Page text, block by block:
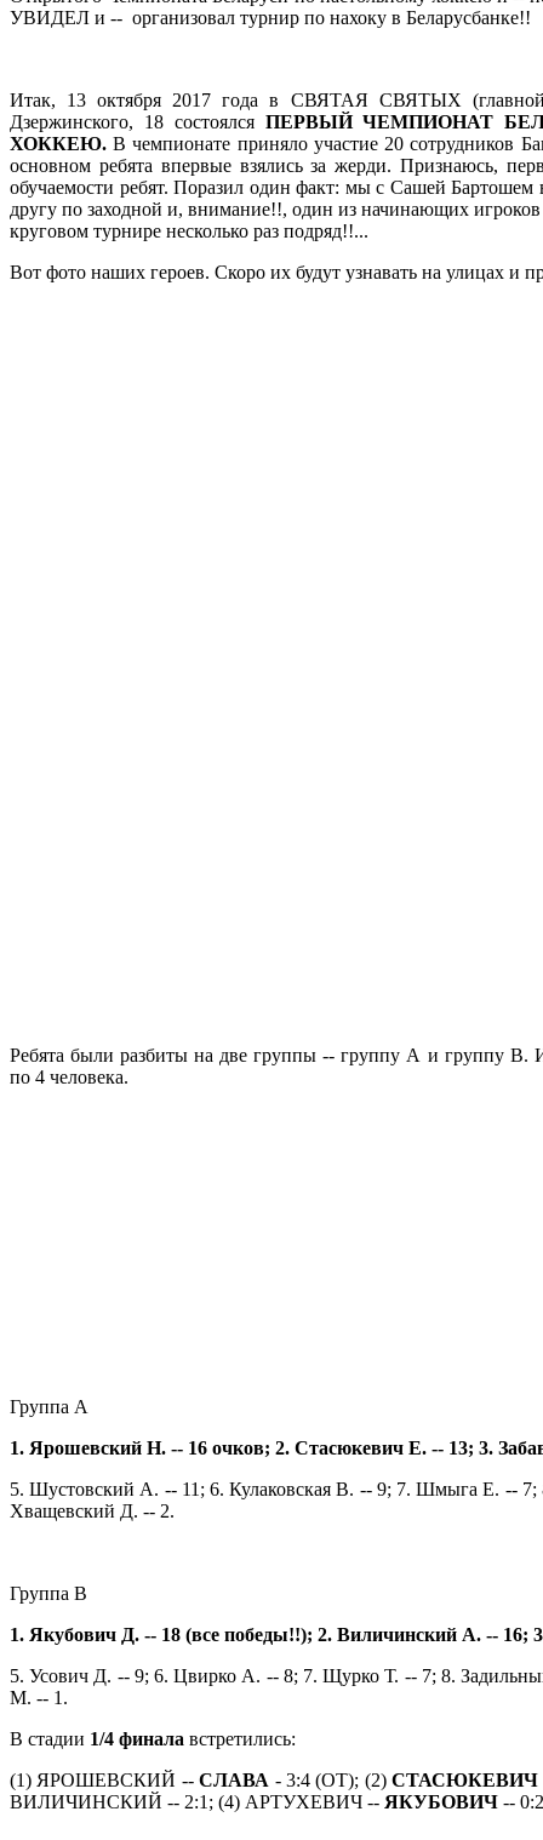
УВИДЕЛ и -- организовал турнир по нахоку в Беларусбанке!!
Итак, 13 октября 2017 года в СВЯТАЯ СВЯТЫХ
Дзержинского, 18 состоялся ПЕРВЫЙ ЧЕМПИОНАТ
ХОККЕЮ. В чемпионате приняло участие 20 сотрудников
основном ребята впервые взялись за жерди. Признаюсь,
обучаемости ребят. Поразил один факт: мы с Сашей Бартошем
другу по заходной и, внимание!!, один из начинающих
круговом турнире несколько раз подряд!!...
Вот фото наших героев. Скоро их будут узнавать на улицах и
Ребята были разбиты на две группы -- группу А и группу
по 4 человека.
Группа А
1. Ярошевский Н. -- 16 очков; 2. Стасюкевич Е. -- 13; 3.
5. Шустовский А. -- 11; 6. Кулаковская В. -- 9; 7. Шмыга Е. --
Хващевский Д. -- 2.
Группа В
1. Якубович Д. -- 18 (все победы!!); 2. Виличинский А. -- 16;
5. Усович Д. -- 9; 6. Цвирко А. -- 8; 7. Щурко Т. -- 7; 8.
М. -- 1.
В стадии 1/4 финала встретились:
(1) ЯРОШЕВСКИЙ -- СЛАВА - 3:4 (ОТ); (2) СТАСЮКЕВИЧ
ВИЛИЧИНСКИЙ -- 2:1; (4) АРТУХЕВИЧ -- ЯКУБОВИЧ --